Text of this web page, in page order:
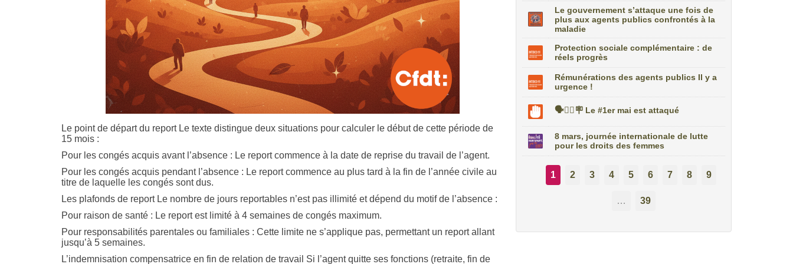
Le point de départ du report Le texte distingue deux situations pour calculer le début de cette période de
15 mois :
Pour les congés acquis avant l’absence : Le report commence à la date de reprise du travail de l’agent.
Pour les congés acquis pendant l’absence : Le report commence au plus tard à la fin de l’année civile au
titre de laquelle les congés sont dus.
Les plafonds de report Le nombre de jours reportables n’est pas illimité et dépend du motif de l’absence :
Pour raison de santé : Le report est limité à 4 semaines de congés maximum.
Pour responsabilités parentales ou familiales : Cette limite ne s’applique pas, permettant un report allant
jusqu’à 5 semaines.
L’indemnisation compensatrice en fin de relation de travail Si l’agent quitte ses fonctions (retraite, fin de
Le gouvernement s’attaque une fois de
plus aux agents publics confrontés à la
maladie
Protection sociale complémentaire : de
réels progrès
Rémunérations des agents publics Il y a
urgence !
🗣️✊🏼🪧 Le #1er mai est attaqué
8 mars, journée internationale de lutte
pour les droits des femmes
1 2 3 4 5 6 7 8 9
… 39